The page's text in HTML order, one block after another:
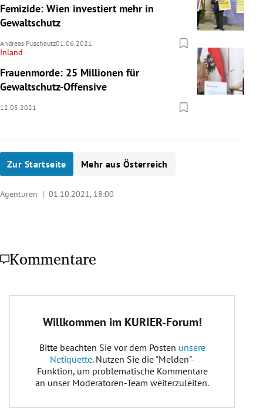
Femizide: Wien investiert mehr in
Gewaltschutz
Andreas Puschautz01.06.2021
Inland
Frauenmorde: 25 Millionen für
Gewaltschutz-Offensive
12.05.2021
Zur Startseite Mehr aus Österreich
Agenturen | 01.10.2021, 18:00
Kommentare